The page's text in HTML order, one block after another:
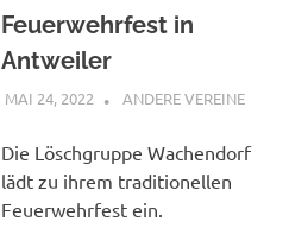
Feuerwehrfest in
Antweiler
MAI 24, 2022
BÜRGERVEREIN
ANDERE VEREINE
Die Löschgruppe Wachendorf
lädt zu ihrem traditionellen
Feuerwehrfest ein.